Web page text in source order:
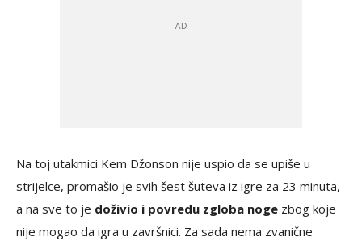
Na toj utakmici Kem Džonson nije uspio da se upiše u
strijelce, promašio je svih šest šuteva iz igre za 23 minuta,
a na sve to je doživio i povredu zgloba noge zbog koje
nije mogao da igra u završnici. Za sada nema zvanične